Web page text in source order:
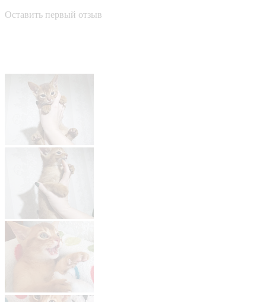
Оставить первый отзыв